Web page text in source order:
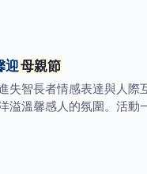
迎母親節
失智長者情感表達與人
溫馨感人的氛圍。活